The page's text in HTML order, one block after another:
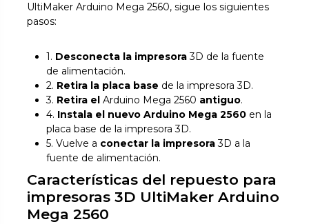
UltiMaker Arduino Mega 2560, sigue los siguientes
pasos:
1. Desconecta la impresora3D de la fuente
de alimentación.
2. Retira la placa base de la impresora 3D.
3. Retira el Arduino Mega 2560 antiguo.
4. Instala el nuevo Arduino Mega 2560 en la
placa base de la impresora 3D.
5. Vuelve a conectar la impresora3D a la
fuente de alimentación.
Características del repuesto para
impresoras 3D UltiMaker Arduino
Mega 2560